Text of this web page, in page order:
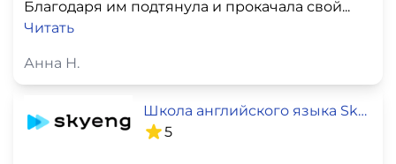
Благодаря им подтянула и прокачала свой...
Читать
Анна Н.
Школа английского языка SkyEng
5